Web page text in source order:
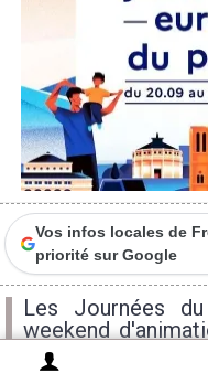
Vos infos locales de
priorité sur Google
Les Journées
weekend
de Crau.